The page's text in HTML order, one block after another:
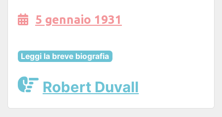
5 gennaio 1931
Leggi la breve biografia
Robert Duvall